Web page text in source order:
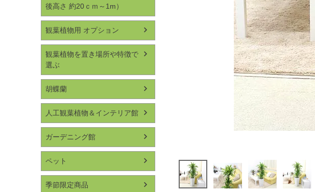
後高さ 約20ｃｍ～1m）
観葉植物用 オプション
観葉植物を置き場所や特徴で
選ぶ
胡蝶蘭
人工観葉植物＆インテリア館
ガーデニング館
ペット
季節限定商品